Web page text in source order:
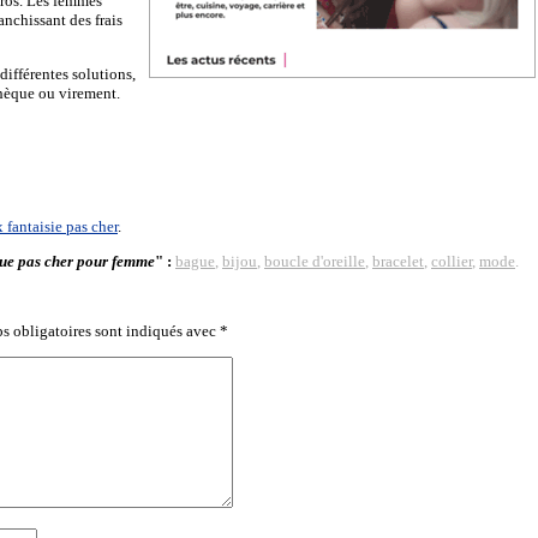
des frais
solutions,
ou virement.
pas cher.
pas cher pour femme" : bague, bijou, boucle d'oreille, bracelet, collier, mode.
obligatoires sont indiqués avec *